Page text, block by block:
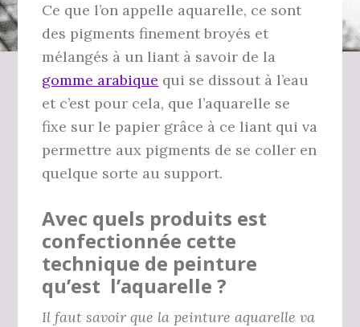
Ce que l’on appelle aquarelle, ce sont
des pigments finement broyés et
mélangés à un liant à savoir de la
gomme arabique qui se dissout à l’eau
et c’est pour cela, que l’aquarelle se
fixe sur le papier grâce à ce liant qui va
permettre aux pigments de se coller en
quelque sorte au support.
Avec quels produits est
confectionnée cette
technique de peinture
qu’est l’aquarelle ?
Il faut savoir que la peinture aquarelle va